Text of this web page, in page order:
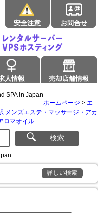
安全注意 お問合せ
人情報 売却店舗情報
SPA in Japan
ホームページ > エ
メンズエステ・マッサージ・アカ
ロマオイル
検索
詳しい検索